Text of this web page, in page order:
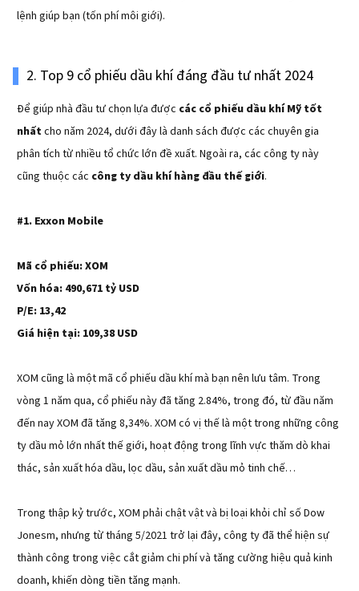
lệnh giúp bạn (tốn phí môi giới).
2. Top 9 cổ phiếu dầu khí đáng đầu tư nhất 2024
Để giúp nhà đầu tư chọn lựa được các cổ phiếu dầu khí Mỹ tốt
nhấtcho năm 2024, dưới đây là danh sách được các chuyên gia
phân tích từ nhiều tổ chức lớn đề xuất. Ngoài ra, các công ty này
cũng thuộc các công ty dầu khí hàng đầu thế giới.
#1. Exxon Mobile
Mã cổ phiếu: XOM
Vốn hóa: 490,671 tỷ USD
P/E: 13,42
Giá hiện tại: 109,38 USD
XOM cũng là một mã cổ phiếu dầu khí mà bạn nên lưu tâm. Trong
vòng 1 năm qua, cổ phiếu này đã tăng 2.84%, trong đó, từ đầu năm
đến nay XOM đã tăng 8,34%. XOM có vị thế là một trong những công
ty dầu mỏ lớn nhất thế giới, hoạt động trong lĩnh vực thăm dò khai
thác, sản xuất hóa dầu, lọc dầu, sản xuất dầu mỏ tinh chế…
Trong thập kỷ trước, XOM phải chật vật và bị loại khỏi chỉ số Dow
Jonesm, nhưng từ tháng 5/2021 trở lại đây, công ty đã thể hiện sự
thành công trong việc cắt giảm chi phí và tăng cường hiệu quả kinh
doanh, khiến dòng tiền tăng mạnh.